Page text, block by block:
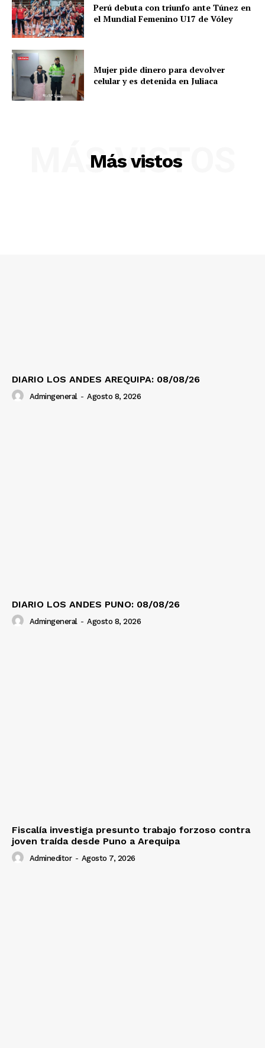
Perú debuta con triunfo ante Túnez en
el Mundial Femenino U17 de Vóley
Mujer pide dinero para devolver
celular y es detenida en Juliaca
Más vistos
MÁS VISTOS
DIARIO LOS ANDES AREQUIPA: 08/08/26
Admingeneral - Agosto 8, 2026
DIARIO LOS ANDES PUNO: 08/08/26
Admingeneral - Agosto 8, 2026
Fiscalía investiga presunto trabajo forzoso contra
joven traída desde Puno a Arequipa
Admineditor - Agosto 7, 2026